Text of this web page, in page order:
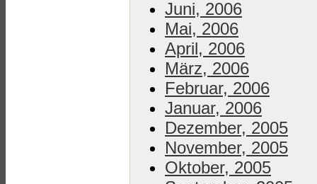
Juni, 2006
Mai, 2006
April, 2006
März, 2006
Februar, 2006
Januar, 2006
Dezember, 2005
November, 2005
Oktober, 2005